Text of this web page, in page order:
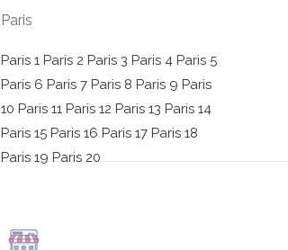
Paris
Paris 1 Paris 2 Paris 3 Paris 4 Paris 5
Paris 6 Paris 7 Paris 8 Paris 9 Paris
10 Paris 11 Paris 12 Paris 13 Paris 14
Paris 15 Paris 16 Paris 17 Paris 18
Paris 19 Paris 20